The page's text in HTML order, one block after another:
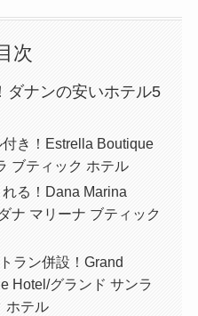
次
ダナンの安いホテル5
き！Estrella Boutique
ブティック ホテル
る！Dana Marina
ナ マリーナ ブティック
ラン併設！Grand
Hotel/グランド サンラ
ホテル